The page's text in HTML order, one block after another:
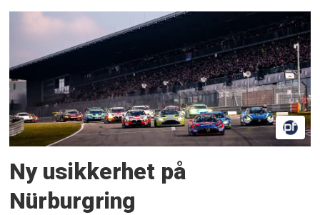
Ny usikkerhet på
Nürburgring